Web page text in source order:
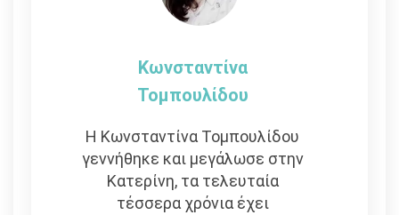
Κωνσταντίνα
Τομπουλίδου
Η Κωνσταντίνα Τομπουλίδου
γεννήθηκε και μεγάλωσε στην
Κατερίνη, τα τελευταία
τέσσερα χρόνια έχει